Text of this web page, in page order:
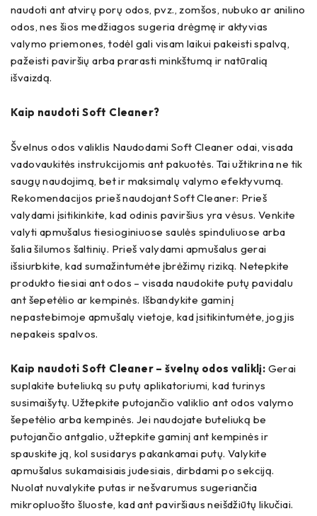
naudoti ant atvirų porų odos, pvz., zomšos, nubuko ar anilino
odos, nes šios medžiagos sugeria drėgmę ir aktyvias
valymo priemones, todėl gali visam laikui pakeisti spalvą,
pažeisti paviršių arba prarasti minkštumą ir natūralią
išvaizdą.
Kaip naudoti Soft Cleaner?
Švelnus odos valiklis Naudodami Soft Cleaner odai, visada
vadovaukitės instrukcijomis ant pakuotės. Tai užtikrina ne tik
saugų naudojimą, bet ir maksimalų valymo efektyvumą.
Rekomendacijos prieš naudojant Soft Cleaner: Prieš
valydami įsitikinkite, kad odinis paviršius yra vėsus. Venkite
valyti apmušalus tiesioginiuose saulės spinduliuose arba
šalia šilumos šaltinių. Prieš valydami apmušalus gerai
išsiurbkite, kad sumažintumėte įbrėžimų riziką. Netepkite
produkto tiesiai ant odos – visada naudokite putų pavidalu
ant šepetėlio ar kempinės. Išbandykite gaminį
nepastebimoje apmušalų vietoje, kad įsitikintumėte, jog jis
nepakeis spalvos.
Kaip naudoti Soft Cleaner – švelnų odos valiklį: Gerai
suplakite buteliuką su putų aplikatoriumi, kad turinys
susimaišytų. Užtepkite putojančio valiklio ant odos valymo
šepetėlio arba kempinės. Jei naudojate buteliuką be
putojančio antgalio, užtepkite gaminį ant kempinės ir
spauskite ją, kol susidarys pakankamai putų. Valykite
apmušalus sukamaisiais judesiais, dirbdami po sekciją.
Nuolat nuvalykite putas ir nešvarumus sugeriančia
mikropluošto šluoste, kad ant paviršiaus neišdžiūtų likučiai.